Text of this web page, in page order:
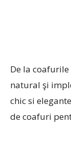
De la
natural şi
chic si
de coafuri